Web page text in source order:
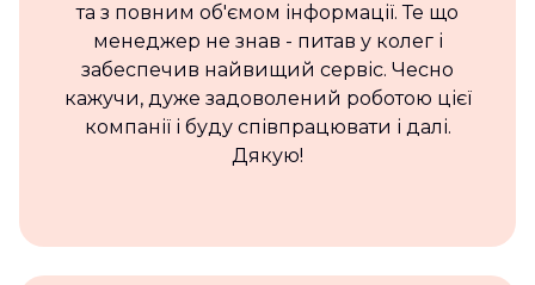
та з повним об'ємом інформації. Те що
менеджер не знав - питав у колег і
забеспечив найвищий сервіс. Чесно
кажучи, дуже задоволений роботою цієї
компанії і буду співпрацювати і далі.
Дякую!